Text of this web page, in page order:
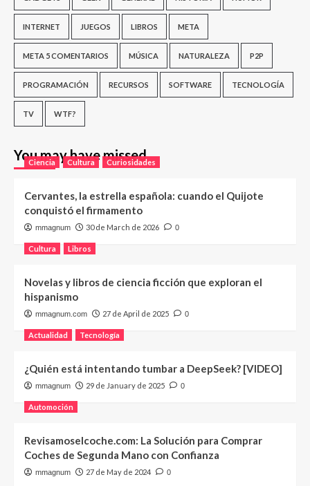
INTERNET JUEGOS LIBROS META
META 5 COMENTARIOS MÚSICA NATURALEZA P2P
PROGRAMACIÓN RECURSOS SOFTWARE TECNOLOGÍA
TV WTF?
You may have missed
Ciencia Cultura Curiosidades
Cervantes, la estrella española: cuando el Quijote
conquistó el firmamento
mmagnum 30 de March de 2026 0
Cultura Libros
Novelas y libros de ciencia ficción que exploran el
hispanismo
mmagnum.com 27 de April de 2025 0
Actualidad Tecnología
¿Quién está intentando tumbar a DeepSeek? [VIDEO]
mmagnum 29 de January de 2025 0
Automoción
Revisamoselcoche.com: La Solución para Comprar
Coches de Segunda Mano con Confianza
mmagnum 27 de May de 2024 0